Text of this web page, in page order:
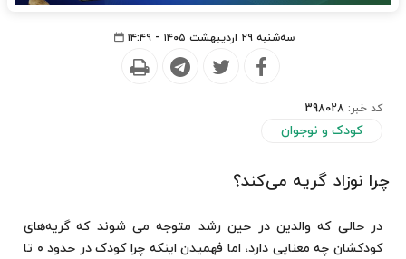
سه‌شنبه ۲۹ اردیبهشت ۱۴۰۵ - ۱۴:۴۹
کد خبر: 398028
کودک و نوجوان
چرا نوزاد گریه می‌کند؟
در حالی که والدین در حین رشد متوجه می شوند که گریه‌های
کودکشان چه معنایی دارد، اما فهمیدن اینکه چرا کودک در حدود ۰ تا